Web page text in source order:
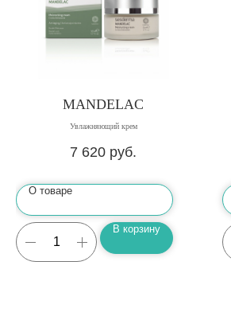
MANDELAC
Увлажняющий крем
7 620 руб.
О товаре
В корзину